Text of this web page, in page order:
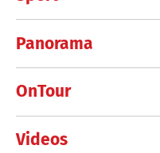
Panorama
OnTour
Videos